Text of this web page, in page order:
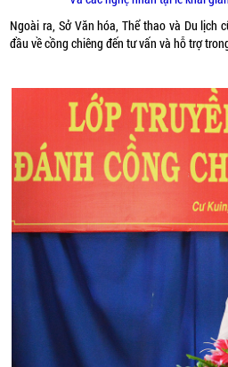
Ngoài ra, Sở Văn hóa, Thể thao và Du lịch
đầu về cồng chiêng đến tư vấn và hỗ trợ